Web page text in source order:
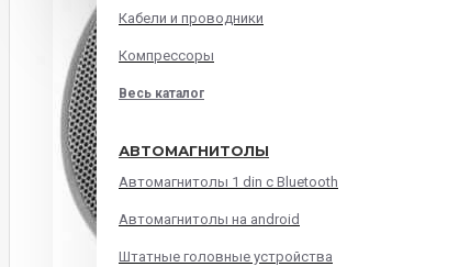
Кабели и проводники
Компрессоры
Весь каталог
АВТОМАГНИТОЛЫ
Автомагнитолы 1 din с Bluetooth
Автомагнитолы на android
Штатные головные устройства